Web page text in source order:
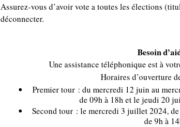
Assurez-vous d’avoir vote a toutes les élections
déconnecter.
Besoin
Une assistance téléphonique est à
Horaires d’ouverture
Premier tour : du mercredi 12 juin au
de 09h à 18h et le jeudi 20
Second tour : le mercredi 3 juillet 2024,
de 9h à